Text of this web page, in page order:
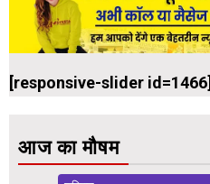
[responsive-slider id=1466]
आज का मौषम